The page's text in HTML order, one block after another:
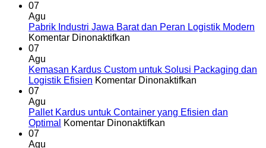
07
Agu
Pabrik Industri Jawa Barat dan Peran Logistik Modern
Komentar Dinonaktifkan
Jawa
Barat
Logistik
Modern
07
Agu
Kemasan Kardus Custom untuk Solusi Packaging dan
Logistik Efisien Komentar Dinonaktifkan
Custom
07
Agu
Pallet Kardus untuk Container yang Efisien dan
Optimal
Komentar Dinonaktifkan
07
Agu